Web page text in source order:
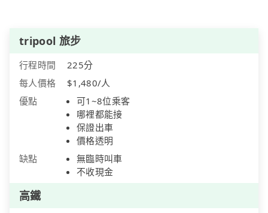
tripool 旅步
行程時間
225分
每人價格
$1,480/人
優點
可1~8位乘客
哪裡都能接
保證出車
價格透明
缺點
無臨時叫車
不收現金
高鐵